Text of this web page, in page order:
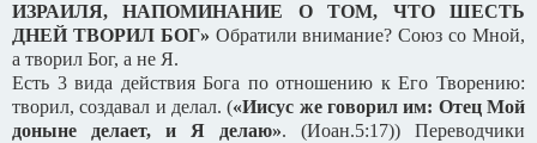
ИЗРАИЛЯ, НАПОМИНАНИЕ О ТОМ, ЧТО ШЕСТЬ
ДНЕЙ ТВОРИЛ БОГ» Обратили внимание? Союз со Мной,
а творил Бог, а не Я.
Есть 3 вида действия Бога по отношению к Его Творению:
творил, создавал и делал. («Иисус же говорил им: Отец Мой
доныне делает, и Я делаю». (Иоан.5:17)) Переводчики